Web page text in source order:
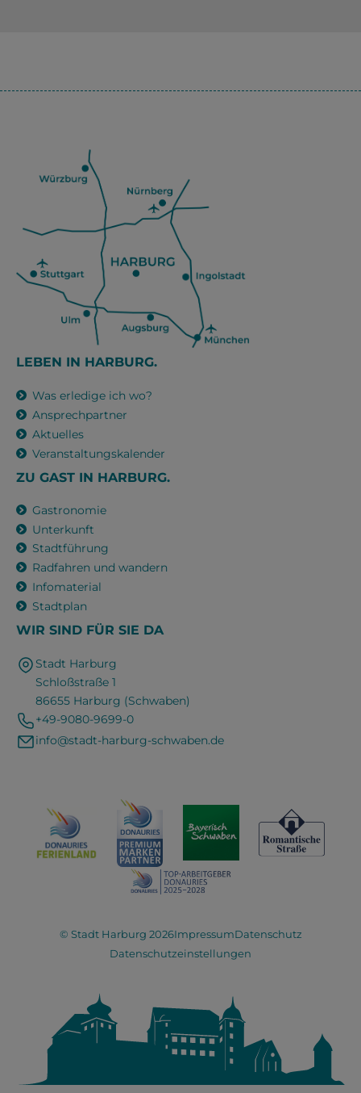
LEBEN IN HARBURG.
Was erledige ich wo?
Ansprechpartner
Aktuelles
Veranstaltungskalender
ZU GAST IN HARBURG.
Gastronomie
Unterkunft
Stadtführung
Radfahren und wandern
Infomaterial
Stadtplan
WIR SIND FÜR SIE DA
Stadt Harburg
Schloßstraße 1
86655 Harburg (Schwaben)
+49-9080-9699-0
info@stadt-harburg-schwaben.de
© Stadt Harburg 2026ImpressumDatenschutz
Datenschutzeinstellungen